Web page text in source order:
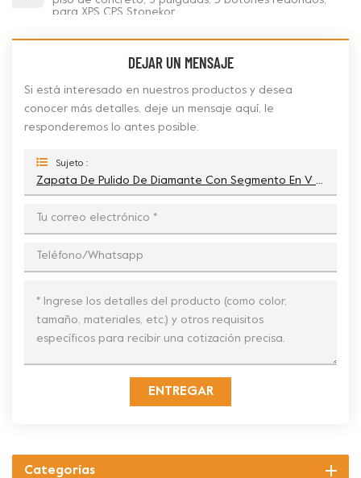
para XPS CPS Stonekor
DEJAR UN MENSAJE
Si está interesado en nuestros productos y desea
conocer más detalles, deje un mensaje aquí, le
responderemos lo antes posible.
Sujeto :
Zapata De Pulido De Diamante Con Segmento En V Doble Scanamskin Para Revestimientos De Hormigón
ENTREGAR
Categorías